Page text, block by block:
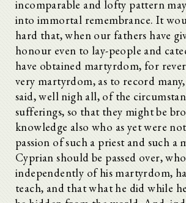
incomparable and lofty pattern
into immortal remembrance. It
hard that, when our fathers have
honour even to lay-people and
have obtained martyrdom, for
very martyrdom, as to record
said, well nigh all, of the
sufferings, so that they might be
knowledge also who as yet were
passion of such a priest and such a
Cyprian should be passed over,
independently of his martyrdom,
teach, and that what he did while